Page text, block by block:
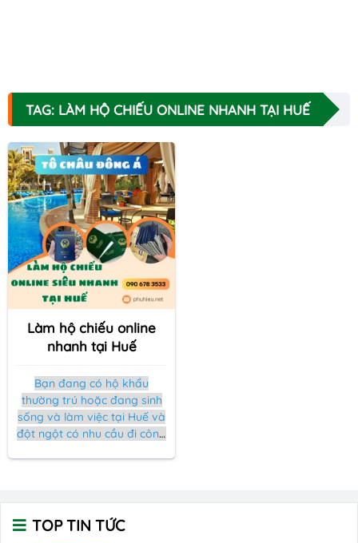
TAG: LÀM HỘ CHIẾU ONLINE NHANH TẠI HUẾ
Làm hộ chiếu online
nhanh tại Huế
Bạn đang có hộ khẩu
thường trú hoặc đang sinh
sống và làm việc tại Huế và
đột ngột có nhu cầu đi công
mới hoặc làm lại hộ chiếu
quá lâu. Đừng lo, dịch vụ
làm hộ chiếu tại Huế
TOP TIN TỨC